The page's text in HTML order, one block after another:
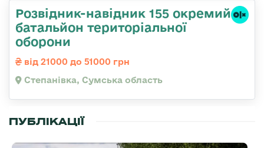
Розвідник-навідник 155 окремий
батальйон територіальної
оборони
від 21000 до 51000 грн
Степанівка, Сумська область
ПУБЛІКАЦІЇ